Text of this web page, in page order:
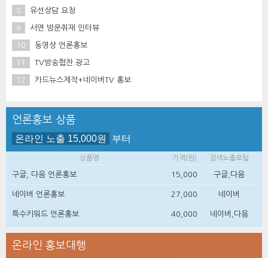
8 유선상담 요청
9 서면.방문취재 인터뷰
10 동영상 언론홍보
11 TV방송협찬.광고
12 카드뉴스제작+네이버TV 홍보
언론홍보 상품
온라인 노출 15,000원 부터
상품명 가격(원) 검색노출포털
구글, 다음 언론홍보 15,000 구글,다음
네이버 언론홍보 27,000 네이버
특수키워드 언론홍보 40,000 네이버,다음
온라인 홍보대행